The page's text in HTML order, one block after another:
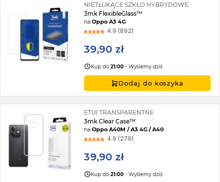
NIETŁUKĄCE SZKŁO HYBRYDOWE
3mk FlexibleGlass™
naOppo A3 4G
4.9 (892)
39,90 zł
Kup do21:00 - Wyślemy dziś
Dodaj do koszyka
ETUI TRANSPARENTNE
3mk Clear Case™
naOppo A40M / A3 4G / A40
4.9 (279)
39,90 zł
Kup do21:00 - Wyślemy dziś